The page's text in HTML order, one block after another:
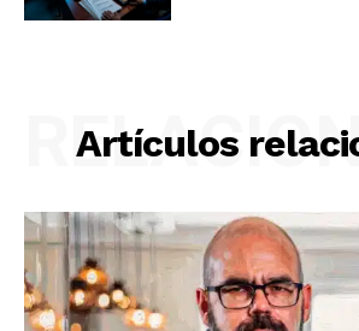
Artículos